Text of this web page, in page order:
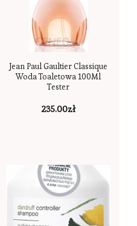
Jean Paul Gaultier Classique
Woda Toaletowa 100Ml
Tester
235.00zł